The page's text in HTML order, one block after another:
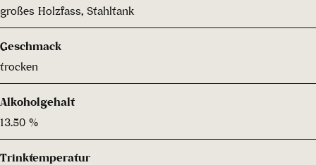
großes Holzfass, Stahltank
Geschmack
trocken
Alkoholgehalt
13.50 %
Trinktemperatur